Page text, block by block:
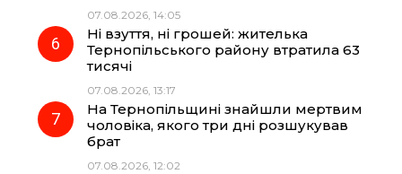
07.08.2026, 14:05
Ні взуття, ні грошей: жителька
Тернопільського району втратила 63
тисячі
07.08.2026, 13:17
На Тернопільщині знайшли мертвим
чоловіка, якого три дні розшукував
брат
07.08.2026, 12:02